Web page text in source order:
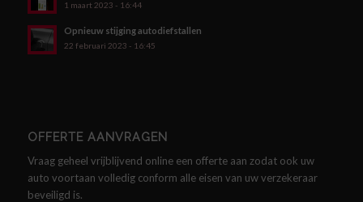
1 maart 2023 - 16:44
Opnieuw stijging autodiefstallen
22 februari 2023 - 16:45
OFFERTE AANVRAGEN
Vraag geheel vrijblijvend online een offerte aan zodat ook uw
auto voortaan volledig conform alle eisen van uw verzekeraar
beveiligd is.